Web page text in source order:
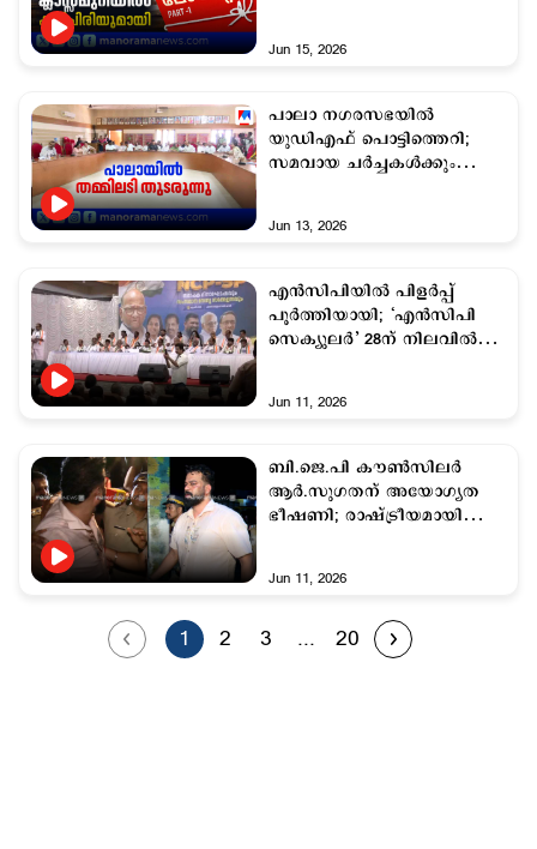
Jun 15, 2026
പാലാ നഗരസഭയിൽ
യുഡിഎഫ് പൊട്ടിത്തെറി;
സമവായ ചർച്ചകൾക്കും
Jun 13, 2026
എൻസിപിയിൽ പിളർപ്പ്
പൂർത്തിയായി; ‘എൻസിപി
സെക്യുലർ’ 28ന് നിലവിൽ
Jun 11, 2026
ബി.ജെ.പി കൗണ്‍സിലര്‍
ആര്‍.സുഗതന് അയോഗ്യത
ഭീഷണി; രാഷ്ട്രീയമായി
Jun 11, 2026
1 2 3 ... 20